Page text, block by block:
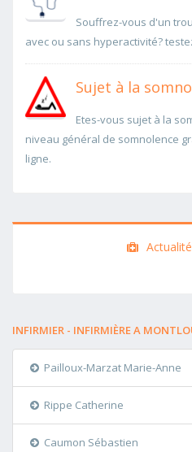
Souffrez-vous d'un
avec ou sans hyperactivité?
Sujet à la
Etes-vous sujet à la
niveau général de somnolence
ligne.
INFIRMIER - INFIRMIÈRE A
Pailloux-Marzat Marie-Anne
Rippe Catherine
Caumon Sébastien